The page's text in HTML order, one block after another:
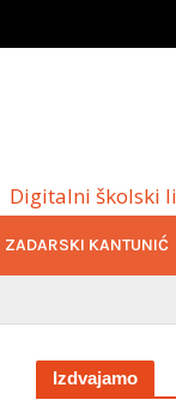
Digitalni školski
ZADARSKI KANTUNIĆ
Izdvajamo